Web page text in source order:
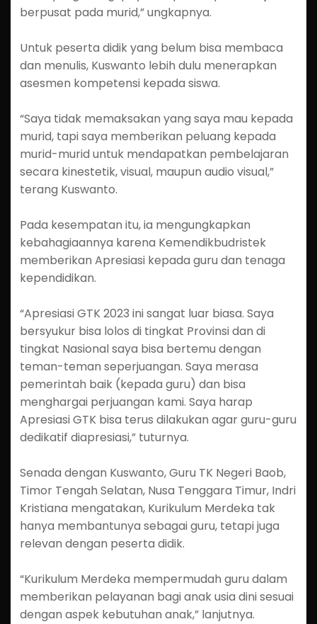
berpusat pada murid,” ungkapnya.
Untuk peserta didik yang belum bisa membaca
dan menulis, Kuswanto lebih dulu menerapkan
asesmen kompetensi kepada siswa.
“Saya tidak memaksakan yang saya mau kepada
murid, tapi saya memberikan peluang kepada
murid-murid untuk mendapatkan pembelajaran
secara kinestetik, visual, maupun audio visual,”
terang Kuswanto.
Pada kesempatan itu, ia mengungkapkan
kebahagiaannya karena Kemendikbudristek
memberikan Apresiasi kepada guru dan tenaga
kependidikan.
“Apresiasi GTK 2023 ini sangat luar biasa. Saya
bersyukur bisa lolos di tingkat Provinsi dan di
tingkat Nasional saya bisa bertemu dengan
teman-teman seperjuangan. Saya merasa
pemerintah baik (kepada guru) dan bisa
menghargai perjuangan kami. Saya harap
Apresiasi GTK bisa terus dilakukan agar guru-guru
dedikatif diapresiasi,” tuturnya.
Senada dengan Kuswanto, Guru TK Negeri Baob,
Timor Tengah Selatan, Nusa Tenggara Timur, Indri
Kristiana mengatakan, Kurikulum Merdeka tak
hanya membantunya sebagai guru, tetapi juga
relevan dengan peserta didik.
“Kurikulum Merdeka mempermudah guru dalam
memberikan pelayanan bagi anak usia dini sesuai
dengan aspek kebutuhan anak,” lanjutnya.